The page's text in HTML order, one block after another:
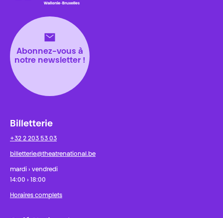
Abonnez-vous à
notre newsletter !
Billetterie
+32 2 203 53 03
billetterie@theatrenational.be
mardi › vendredi
14:00 › 18:00
Horaires complets